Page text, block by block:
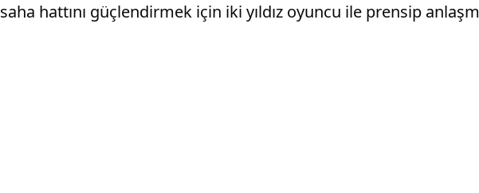
saha hattını güçlendirmek için iki yıldız oyuncu ile prensip